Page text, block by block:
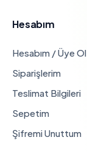
Hesabım
Hesabım / Üye Ol
Siparişlerim
Teslimat Bilgileri
Sepetim
Şifremi Unuttum